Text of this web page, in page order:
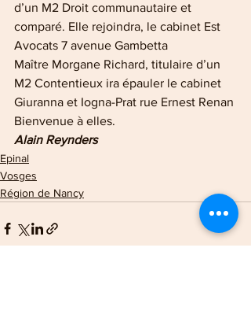
d’un M2 Droit communautaire et
comparé. Elle rejoindra, le cabinet Est
Avocats 7 avenue Gambetta
Maître Morgane Richard, titulaire d’un
M2 Contentieux ira épauler le cabinet
Giuranna et Iogna-Prat rue Ernest Renan
Bienvenue à elles.
Alain Reynders
Epinal
Vosges
Région de Nancy